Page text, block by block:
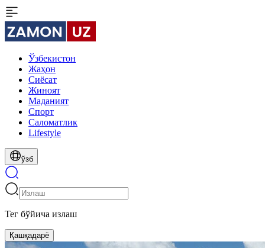
Ўзбекистон
Жаҳон
Сиёсат
Жиноят
Маданият
Спорт
Cаломатлик
Lifestyle
ўзб
Тег бўйича излаш
Қашқадарё